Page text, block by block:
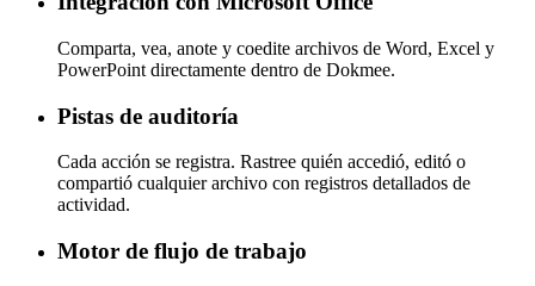
Comparta, vea, anote y coedite archivos de Word, Excel y
PowerPoint directamente dentro de Dokmee.
Pistas de auditoría
Cada acción se registra. Rastree quién accedió, editó o
compartió cualquier archivo con registros detallados de
actividad.
Motor de flujo de trabajo